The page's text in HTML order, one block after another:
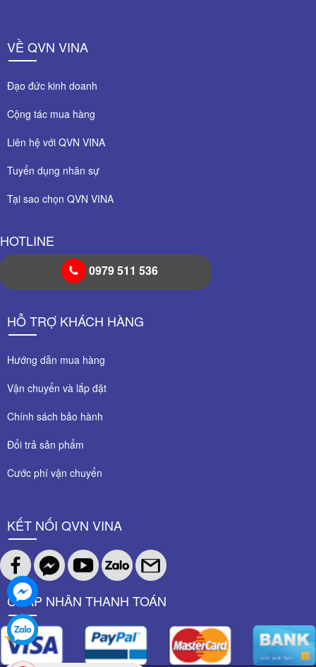
VỀ QVN VINA
Đạo đức kinh doanh
Cộng tác mua hàng
Liên hệ với QVN VINA
Tuyển dụng nhân sự
Tại sao chọn QVN VINA
HOTLINE
0979 511 536
HỖ TRỢ KHÁCH HÀNG
Hướng dẫn mua hàng
Vận chuyển và lắp đặt
Chính sách bảo hành
Đổi trả sản phẩm
Cước phí vận chuyển
KẾT NỐI QVN VINA
CHẤP NHÂN THANH TOÁN